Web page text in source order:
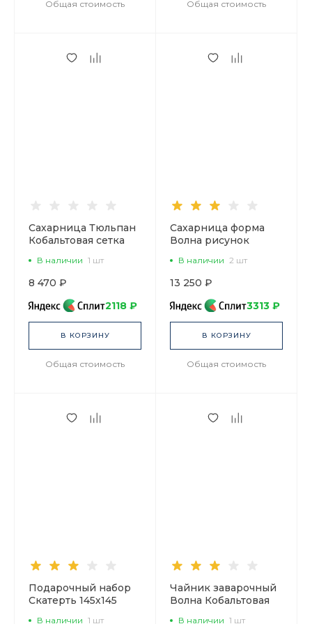
Общая стоимость Общая стоимость
Сахарница Тюльпан
Кобальтовая сетка
В наличии 1 шт
8 470 ₽
2118 ₽
В КОРЗИНУ
Общая стоимость
Сахарница форма
Волна рисунок
арт. 80.06535.00.1
В наличии 2 шт
13 250 ₽
3313 ₽
В КОРЗИНУ
Общая стоимость
Подарочный набор
Скатерть 145х145
В наличии 1 шт
Чайник заварочный
Волна Кобальтовая
В наличии 1 шт